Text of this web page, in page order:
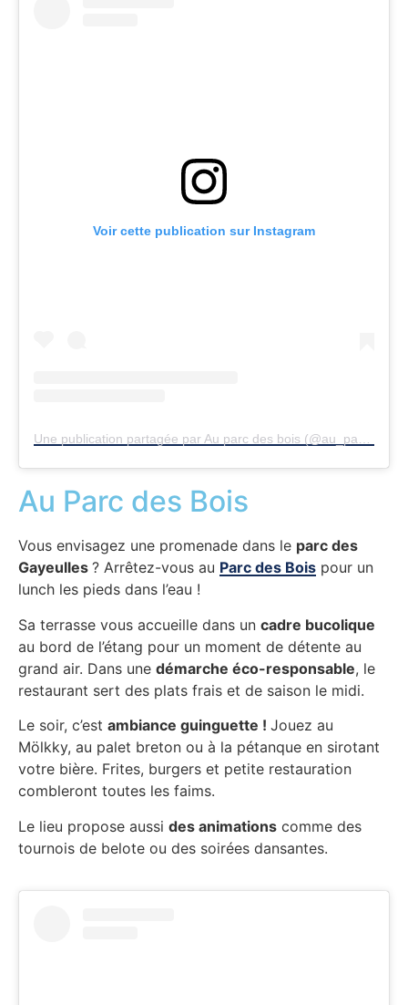
Au Parc des Bois
Vous envisagez une promenade dans le parc des
Gayeulles ? Arrêtez-vous au Parc des Bois pour un
lunch les pieds dans l’eau !
Sa terrasse vous accueille dans un cadre bucolique
au bord de l’étang pour un moment de détente au
grand air. Dans une démarche éco-responsable, le
restaurant sert des plats frais et de saison le midi.
Le soir, c’est ambiance guinguette ! Jouez au
Mölkky, au palet breton ou à la pétanque en sirotant
votre bière. Frites, burgers et petite restauration
combleront toutes les faims.
Le lieu propose aussi des animations comme des
tournois de belote ou des soirées dansantes.
Voir cette publication sur Instagram
Une publication partagée par Au parc des bois (@au_parc_des_bois)